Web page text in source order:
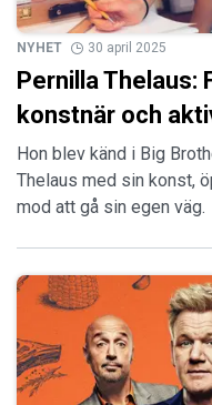
NYHET 30 april 2025
Pernilla Thelaus:
konstnär och
Hon blev känd i Big
Thelaus med sin konst,
mod att gå sin egen väg.